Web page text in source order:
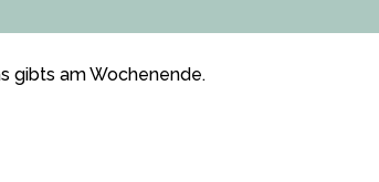
gibts am Wochenende.